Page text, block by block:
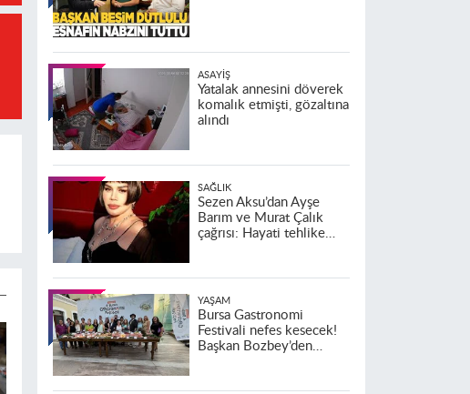
ASAYIŞ
Yatalak annesini döverek
komalık etmişti, gözaltına
alındı
SAĞLIK
Sezen Aksu’dan Ayşe
Barım ve Murat Çalık
çağrısı: Hayati tehlike
YAŞAM
Bursa Gastronomi
Festivali nefes kesecek!
Başkan Bozbey’den